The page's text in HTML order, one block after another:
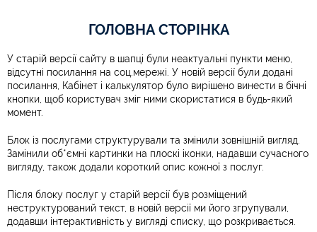
ГОЛОВНА СТОРІНКА
У старій версії сайту в шапці були неактуальні пункти меню,
відсутні посилання на соц.мережі. У новій версії були додані
посилання, Кабінет і калькулятор було вирішено винести в бічні
кнопки, щоб користувач зміг ними скористатися в будь-який
момент.
Блок із послугами структурували та змінили зовнішній вигляд.
Замінили об*ємні картинки на плоскі іконки, надавши сучасного
вигляду, також додали короткий опис кожної з послуг.
Після блоку послуг у старій версії був розміщений
неструктурований текст, в новій версії ми його згрупували,
додавши інтерактивність у вигляді списку, що розкривається.